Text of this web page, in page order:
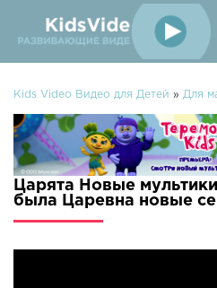
Kids Video Видео для Детей » Для
Царята Новые
была Царевна новые